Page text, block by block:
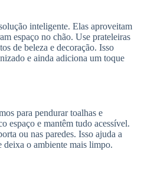
inteligente. Elas aproveitam
espaço no chão. Use prateleiras
de beleza e decoração. Isso
e ainda adiciona um toque
para pendurar toalhas e
espaço e mantêm tudo acessível.
ou nas paredes. Isso ajuda a
deixa o ambiente mais limpo.